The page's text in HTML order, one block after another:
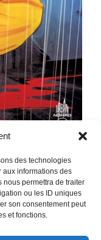
des technologies
aux informations des
nous permettra de traiter
ou les ID uniques
son consentement peut
et fonctions.
jusqu’au
de prison et